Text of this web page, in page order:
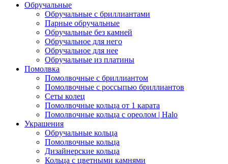
Обручальные
Обручальные с бриллиантами
Парные обручальные
Обручальные без камней
Обручальное для него
Обручальное для нее
Обручальные из платины
Помолвка
Помолвочные с бриллиантом
Помолвочные с россыпью бриллиантов
Сеты колец
Помолвочные кольца от 1 карата
Помолвочные кольца с ореолом | Halo
Украшения
Обручальные кольца
Помолвочные кольца
Дизайнерские кольца
Кольца с цветными камнями